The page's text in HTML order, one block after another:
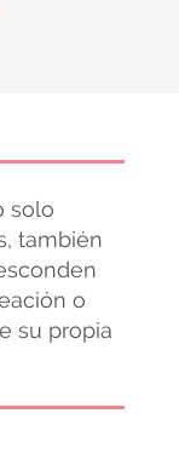
solo
también
o
su propia